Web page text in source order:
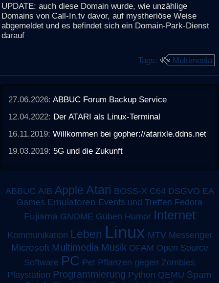
UPDATE: auch diese Domain wurde, wie unzählige
Domains von Call-In.tv davor, auf mystheriöse Weise
abgemeldet und es befindet sich ein Domain-Park-Dienst
darauf
Tags: Multimedia
27.06.2026:ABBUC Forum Backup Service
12.04.2022: Der ATARI als Linux-Terminal
16.11.2019:Willkommen bei gopher://atarixle.ddns.net
19.03.2019: 5G und die Zukunft
ABBUC AIB Apple Atari BOSS-X C64 DSGVO EA
Games Emulatoren Events und Treffen Fedora
Fujiama GNOME Guben Humor Internet
Kommunikation Leben Linux MTV Messenger
Microsoft Multimedia Musik OFAM Open Source
Software PC Pet Pflanzen gegen Zombies
Playstation Programmierung Python QEMU Spam